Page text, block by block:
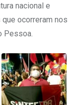
nacional e
ocorreram nos
Pessoa.